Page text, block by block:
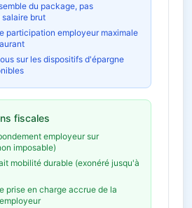
et
an
personnel
9 642 € /
an
employeur
fiscale potentielle
du package, pas
brut
participation employeur maximale
sur les dispositifs d'épargne
fiscales
employeur sur
imposable)
mobilité durable (exonéré jusqu'à
prise en charge accrue de la